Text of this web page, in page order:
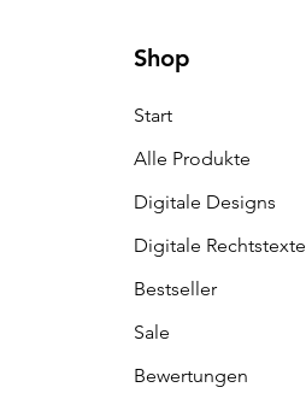
Shop
Start
Alle Produkte
Digitale Designs
Digitale Rechtstexte
Bestseller
Sale
Bewertungen